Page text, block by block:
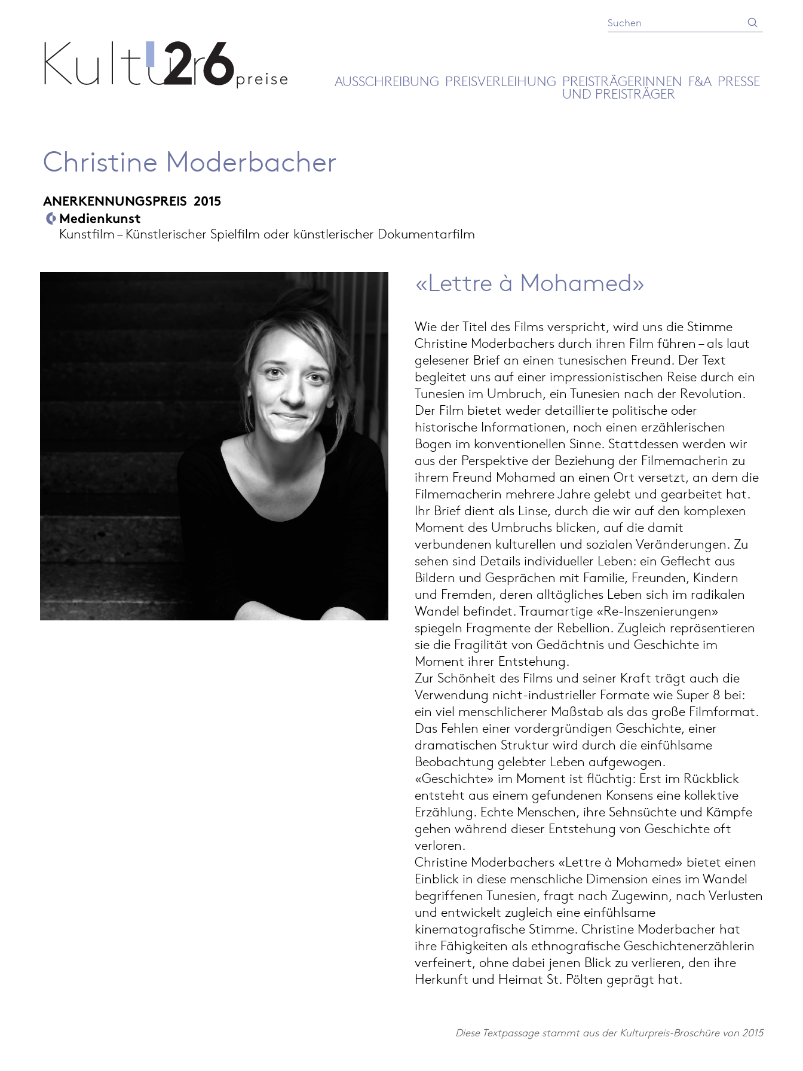
Suche
Absenden
AUSSCHREIBUNG PREISVERLEIHUNG PREISTRÄGERINNEN
UND PREISTRÄGER
F&A PRESSE
Christine Moderbacher
ANERKENNUNGSPREIS 2015
Medienkunst
Kunstfilm – Künstlerischer Spielfilm oder künstlerischer Dokumentarfilm
«Lettre à Mohamed»
Wie der Titel des Films verspricht, wird uns die Stimme
Christine Moderbachers durch ihren Film führen – als laut
gelesener Brief an einen tunesischen Freund. Der Text
begleitet uns auf einer impressionistischen Reise durch ein
Tunesien im Umbruch, ein Tunesien nach der Revolution.
Der Film bietet weder detaillierte politische oder
historische Informationen, noch einen erzählerischen
Bogen im konventionellen Sinne. Stattdessen werden wir
aus der Perspektive der Beziehung der Filmemacherin zu
ihrem Freund Mohamed an einen Ort versetzt, an dem die
Filmemacherin mehrere Jahre gelebt und gearbeitet hat.
Ihr Brief dient als Linse, durch die wir auf den komplexen
Moment des Umbruchs blicken, auf die damit
verbundenen kulturellen und sozialen Veränderungen. Zu
sehen sind Details individueller Leben: ein Geflecht aus
Bildern und Gesprächen mit Familie, Freunden, Kindern
und Fremden, deren alltägliches Leben sich im radikalen
Wandel befindet. Traumartige «Re-Inszenierungen»
spiegeln Fragmente der Rebellion. Zugleich repräsentieren
sie die Fragilität von Gedächtnis und Geschichte im
Moment ihrer Entstehung.
Zur Schönheit des Films und seiner Kraft trägt auch die
Verwendung nicht-industrieller Formate wie Super 8 bei:
ein viel menschlicherer Maßstab als das große Filmformat.
Das Fehlen einer vordergründigen Geschichte, einer
dramatischen Struktur wird durch die einfühlsame
Beobachtung gelebter Leben aufgewogen.
«Geschichte» im Moment ist flüchtig: Erst im Rückblick
entsteht aus einem gefundenen Konsens eine kollektive
Erzählung. Echte Menschen, ihre Sehnsüchte und Kämpfe
gehen während dieser Entstehung von Geschichte oft
verloren.
Christine Moderbachers «Lettre à Mohamed» bietet einen
Einblick in diese menschliche Dimension eines im Wandel
begriffenen Tunesien, fragt nach Zugewinn, nach Verlusten
und entwickelt zugleich eine einfühlsame
kinematografische Stimme. Christine Moderbacher hat
ihre Fähigkeiten als ethnografische Geschichtenerzählerin
verfeinert, ohne dabei jenen Blick zu verlieren, den ihre
Herkunft und Heimat St. Pölten geprägt hat.
Diese Textpassage stammt aus der Kulturpreis-Broschüre von 2015